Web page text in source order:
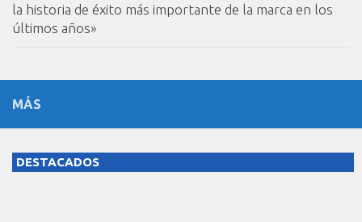
la historia de éxito más importante de la marca en los
últimos años»
MÁS
DESTACADOS